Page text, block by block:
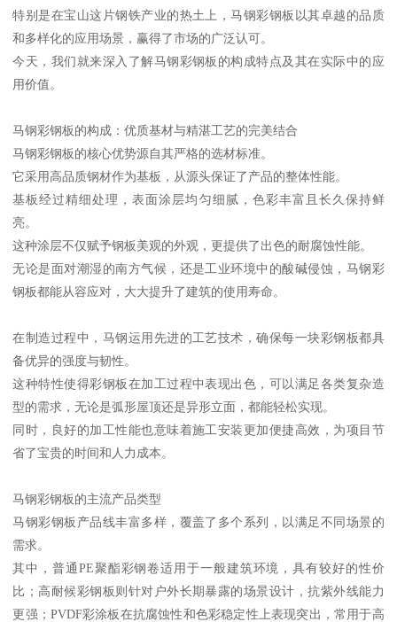
特别是在宝山这片钢铁产业的热土上，马钢彩钢板以其卓越的品质
和多样化的应用场景，赢得了市场的广泛认可。
今天，我们就来深入了解马钢彩钢板的构成特点及其在实际中的应
用价值。
马钢彩钢板的构成：优质基材与精湛工艺的完美结合
马钢彩钢板的核心优势源自其严格的选材标准。
它采用高品质钢材作为基板，从源头保证了产品的整体性能。
基板经过精细处理，表面涂层均匀细腻，色彩丰富且长久保持鲜
亮。
这种涂层不仅赋予钢板美观的外观，更提供了出色的耐腐蚀性能。
无论是面对潮湿的南方气候，还是工业环境中的酸碱侵蚀，马钢彩
钢板都能从容应对，大大提升了建筑的使用寿命。
在制造过程中，马钢运用先进的工艺技术，确保每一块彩钢板都具
备优异的强度与韧性。
这种特性使得彩钢板在加工过程中表现出色，可以满足各类复杂造
型的需求，无论是弧形屋顶还是异形立面，都能轻松实现。
同时，良好的加工性能也意味着施工安装更加便捷高效，为项目节
省了宝贵的时间和人力成本。
马钢彩钢板的主流产品类型
马钢彩钢板产品线丰富多样，覆盖了多个系列，以满足不同场景的
需求。
其中，普通PE聚酯彩钢卷适用于一般建筑环境，具有较好的性价
比；高耐候彩钢板则针对户外长期暴露的场景设计，抗紫外线能力
更强；PVDF彩涂板在抗腐蚀性和色彩稳定性上表现突出，常用于高